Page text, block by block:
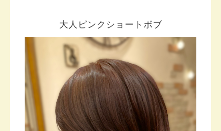
大人ピンクショートボブ